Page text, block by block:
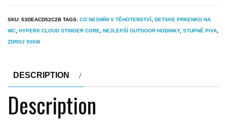
SKU: 53DEACD52C2B TAGS: CO NESMÍM V TĚHOTENSTVÍ, DETSKE PRKENKO NA
WC, HYPERX CLOUD STINGER CORE, NEJLEPŠÍ OUTDOOR HODINKY, STUPNĚ PIVA,
ZDROJ 500W
DESCRIPTION
Description